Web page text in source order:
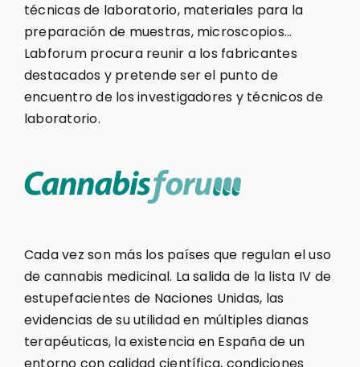
técnicas de laboratorio, materiales para la
preparación de muestras, microscopios…
Labforum procura reunir a los fabricantes
destacados y pretende ser el punto de
encuentro de los investigadores y técnicos de
laboratorio.
Cada vez son más los países que regulan el uso
de cannabis medicinal. La salida de la lista IV de
estupefacientes de Naciones Unidas, las
evidencias de su utilidad en múltiples dianas
terapéuticas, la existencia en España de un